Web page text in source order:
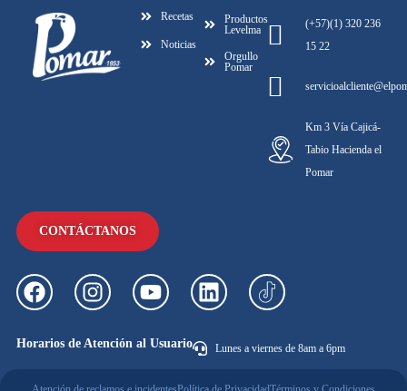
Recetas
Noticias
Productos
Levelma
Orgullo
Pomar
(+57)(1) 320 236
15 22
Km 3 Vía Cajicá-
Tabio Hacienda el
Pomar
CONTÁCTANOS
Horarios de Atención al Usuario Lunes a viernes de 8am a 6pm